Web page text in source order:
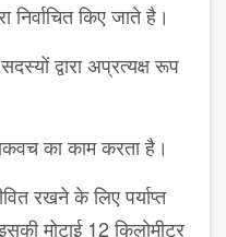
किए जाते है।
द्वारा अप्रत्यक्ष रूप
का काम करता है।
रखने के लिए पर्याप्त
मोटाई 12 किलोमीटर